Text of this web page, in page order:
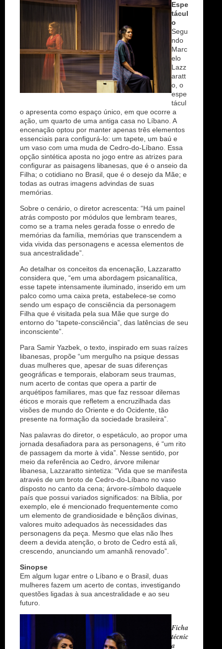
Espe
tácul
o
Segu
ndo
Marc
elo
Lazz
aratt
o, o
espe
tácul
o apresenta como espaço único, em que ocorre a
ação, um quarto de uma antiga casa no Líbano. A
encenação optou por manter apenas três elementos
essenciais para configurá-lo: um tapete, um baú e
um vaso com uma muda de Cedro-do-Líbano. Essa
opção sintética aposta no jogo entre as atrizes para
configurar as paisagens libanesas, que é o anseio da
Filha; o cotidiano no Brasil, que é o desejo da Mãe; e
todas as outras imagens advindas de suas
memórias.
Sobre o cenário, o diretor acrescenta: “Há um painel
atrás composto por módulos que lembram teares,
como se a trama neles gerada fosse o enredo de
memórias da família, memórias que transcendem a
vida vivida das personagens e acessa elementos de
sua ancestralidade”.
Ao detalhar os conceitos da encenação, Lazzaratto
considera que, “em uma abordagem psicanalítica,
esse tapete intensamente iluminado, inserido em um
palco como uma caixa preta, estabelece-se como
sendo um espaço de consciência da personagem
Filha que é visitada pela sua Mãe que surge do
entorno do “tapete-consciência”, das latências de seu
inconsciente”.
Para Samir Yazbek, o texto, inspirado em suas raízes
libanesas, propõe “um mergulho na psique dessas
duas mulheres que, apesar de suas diferenças
geográficas e temporais, elaboram seus traumas,
num acerto de contas que opera a partir de
arquétipos familiares, mas que faz ressoar dilemas
éticos e morais que refletem a encruzilhada das
visões de mundo do Oriente e do Ocidente, tão
presente na formação da sociedade brasileira”.
Nas palavras do diretor, o espetáculo, ao propor uma
jornada desafiadora para as personagens, é “um rito
de passagem da morte à vida”. Nesse sentido, por
meio da referência ao Cedro, árvore milenar
libanesa, Lazzaratto sintetiza: “Vida que se manifesta
através de um broto de Cedro-do-Líbano no vaso
disposto no canto da cena; árvore-símbolo daquele
país que possui variados significados: na Bíblia, por
exemplo, ele é mencionado frequentemente como
um elemento de grandiosidade e bênçãos divinas,
valores muito adequados às necessidades das
personagens da peça. Mesmo que elas não lhes
deem a devida atenção, o broto de Cedro está ali,
crescendo, anunciando um amanhã renovado”.
Sinopse
Em algum lugar entre o Líbano e o Brasil, duas
mulheres fazem um acerto de contas, investigando
questões ligadas à sua ancestralidade e ao seu
futuro.
Ficha
técnic
a